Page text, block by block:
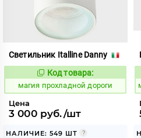
Светильник Italline Danny
Код:
915397
Код товара:
магия прохладной дороги
Цена
3 000 руб./шт
НАЛИЧИЕ: 549 ШТ